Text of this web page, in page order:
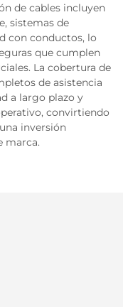
de cables incluyen
sistemas de
con conductos, lo
que cumplen
La cobertura de
de asistencia
a largo plazo y
convirtiendo
inversión
marca.